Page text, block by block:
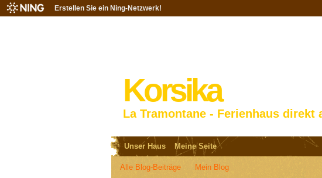
Erstellen Sie ein Ning-Netzwerk!
Korsika
La Tramontane - Ferienhaus direkt
Unser Haus Meine Seite
Alle Blog-Beiträge Mein Blog